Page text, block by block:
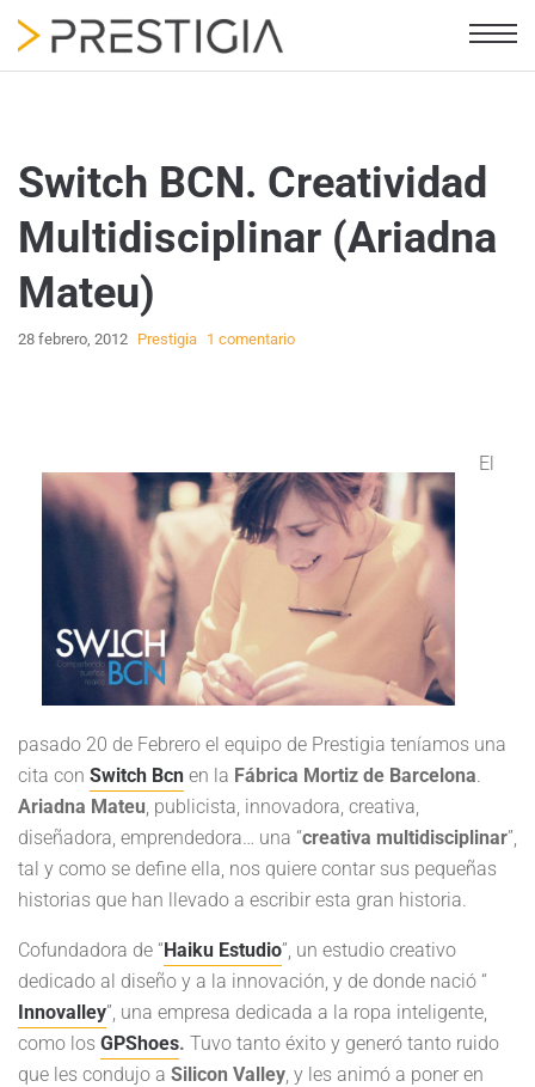
Switch BCN. Creatividad
Multidisciplinar (Ariadna
Mateu)
28 febrero, 2012 Prestigia 1 comentario
El
pasado 20 de Febrero el equipo de Prestigia teníamos una
cita con Switch Bcn en la Fábrica Mortiz de Barcelona
Ariadna Mateu , publicista, innovadora, creativa,
diseñadora, emprendedora… una “creativa multidisciplinar”,
tal y como se define ella, nos quiere contar sus pequeñas
historias que han llevado a escribir esta gran historia.
Cofundadora de “Haiku Estudio”, un estudio creativo
dedicado al diseño y a la innovación, y de donde nació “
Innovalley”, una empresa dedicada a la ropa inteligente,
como los GPShoes. Tuvo tanto éxito y generó tanto ruido
que les condujo a Silicon Valley , y les animó a poner en